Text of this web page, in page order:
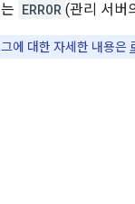
ERROR (관리 서버
에 대한 자세한 내용은